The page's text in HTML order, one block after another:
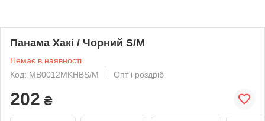
Панама Хакі / Чорний S/M
Немає в наявності
Код: MB0012MKHBS/M
Опт і роздріб
202 ₴